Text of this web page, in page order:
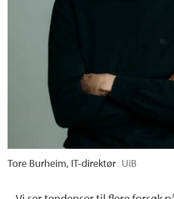
Tore Burheim, IT-direktør UiB